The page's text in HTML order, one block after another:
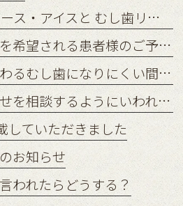
夏に増える！？ ジュース・アイスと むし歯リスクの関係
はじめて治療・検診を希望される患者様のご予約状況につきまして
おやつの与え方で変わるむし歯になりにくい間食習慣
学校検診で噛み合わせを相談するようにいわれたら？
していただきました
お知らせ
われたらどうする？